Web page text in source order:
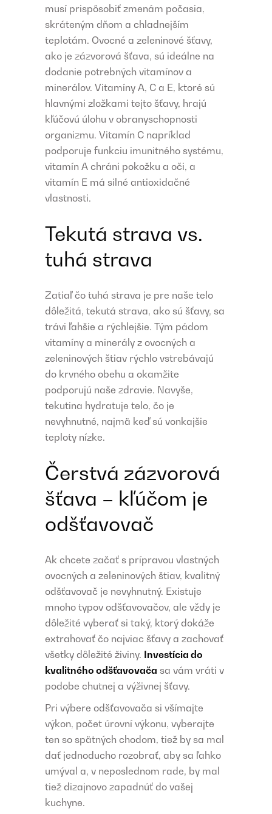
musí prispôsobiť zmenám počasia,
skráteným dňom a chladnejším
teplotám. Ovocné a zeleninové šťavy,
ako je zázvorová šťava, sú ideálne na
dodanie potrebných vitamínov a
minerálov. Vitamíny A, C a E, ktoré sú
hlavnými zložkami tejto šťavy, hrajú
kľúčovú úlohu v obranyschopnosti
organizmu. Vitamín C napríklad
podporuje funkciu imunitného systému,
vitamín A chráni pokožku a oči, a
vitamín E má silné antioxidačné
vlastnosti.
Tekutá strava vs.
tuhá strava
Zatiaľ čo tuhá strava je pre naše telo
dôležitá, tekutá strava, ako sú šťavy, sa
trávi ľahšie a rýchlejšie. Tým pádom
vitamíny a minerály z ovocných a
zeleninových štiav rýchlo vstrebávajú
do krvného obehu a okamžite
podporujú naše zdravie. Navyše,
tekutina hydratuje telo, čo je
nevyhnutné, najmä keď sú vonkajšie
teploty nízke.
Čerstvá zázvorová
šťava – kľúčom je
odšťavovač
Ak chcete začať s prípravou vlastných
ovocných a zeleninových štiav, kvalitný
odšťavovač je nevyhnutný. Existuje
mnoho typov odšťavovačov, ale vždy je
dôležité vyberať si taký, ktorý dokáže
extrahovať čo najviac šťavy a zachovať
všetky dôležité živiny. Investícia do
kvalitného odšťavovača sa vám vráti v
podobe chutnej a výživnej šťavy.
Pri výbere odšťavovača si všímajte
výkon, počet úrovní výkonu, vyberajte
ten so spätných chodom, tiež by sa mal
dať jednoducho rozobrať, aby sa ľahko
umýval a, v neposlednom rade, by mal
tiež dizajnovo zapadnúť do vašej
kuchyne.